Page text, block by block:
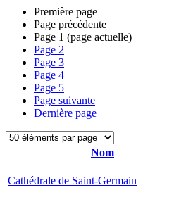
Première page
Page précédente
Page 1 (page actuelle)
Page 2
Page 3
Page 4
Page 5
Page suivante
Dernière page
Nom
Cathédrale de Saint-Germain